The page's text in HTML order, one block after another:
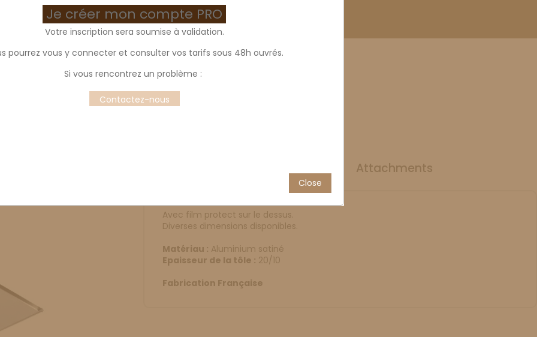
Plaque alu satiné
Dimension
400x300 mm
Attachments
Avec film protect sur le dessus.
Diverses dimensions disponibles.
Matériau : Aluminium satiné
Epaisseur de la tôle : 20/10
Fabrication Française
Je créer mon compte PRO
Votre inscription sera soumise à validation.
pourrez vous y connecter et consulter vos tarifs sous 48h ouvrés.
Si vous rencontrez un problème :
Contactez-nous
Close